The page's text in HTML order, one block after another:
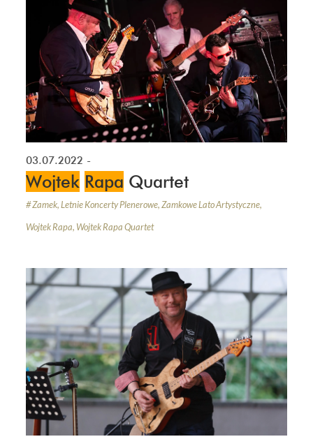
03.07.2022 -
Wojtek Rapa Quartet
#Zamek,Letnie Koncerty Plenerowe,Zamkowe Lato Artystyczne,
Wojtek Rapa, Wojtek Rapa Quartet